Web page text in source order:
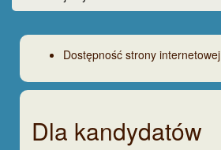
Dostępność strony internetowej
Dla kandydatów